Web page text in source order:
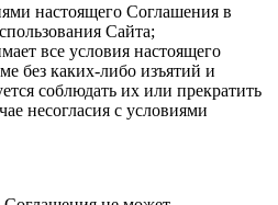
настоящего Соглашения в
Сайта;
все условия настоящего
без каких-либо изъятий и
соблюдать их или прекратить
несогласия с условиями